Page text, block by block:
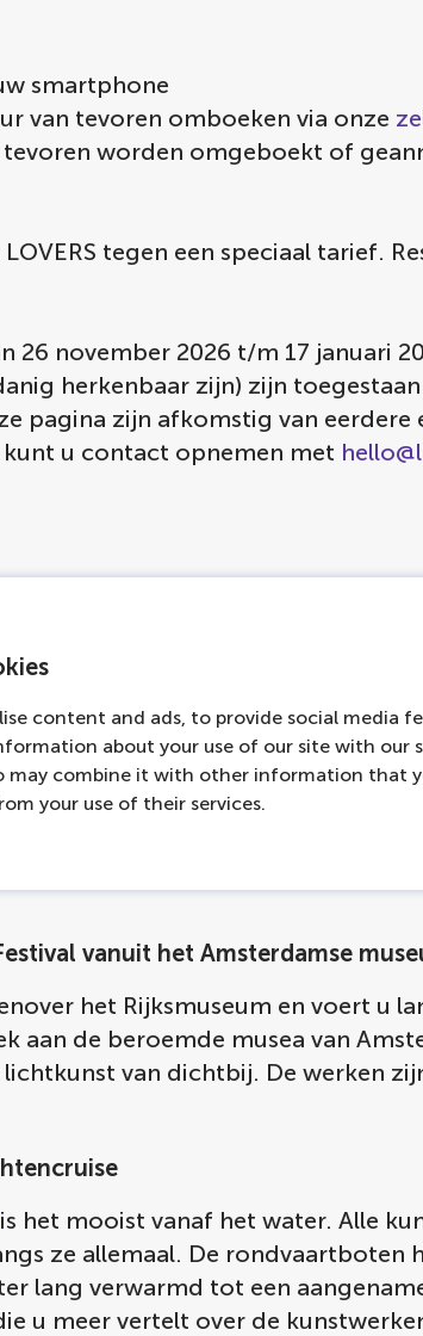
content and ads, to provide social media
about your use of our site with our
may combine it with other information that
your use of their services.
smartphone
van tevoren omboeken via onze
worden omgeboekt of
tegen een speciaal tarief.
26 november 2026 t/m 17 januari
herkenbaar zijn) zijn
pagina zijn afkomstig van eerdere
u contact opnemen met
vanuit het Amsterdamse
het Rijksmuseum en voert u
aan de beroemde musea van
lichtkunst van dichtbij. De werken
is het mooist vanaf het water. Alle
ze allemaal. De
lang verwarmd tot een
u meer vertelt over de